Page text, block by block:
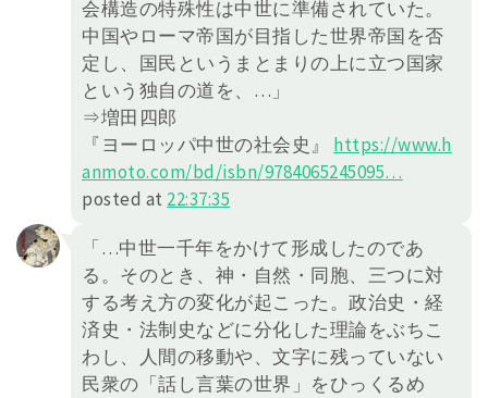
会構造の特殊性は中世に準備されていた。
中国やローマ帝国が目指した世界帝国を否
定し、国民というまとまりの上に立つ国家
という独自の道を、…」
⇒増田四郎
『ヨーロッパ中世の社会史』 https://www.h
anmoto.com/bd/isbn/9784065245095…
posted at 22:37:35
「…中世一千年をかけて形成したのであ
る。そのとき、神・自然・同胞、三つに対
する考え方の変化が起こった。政治史・経
済史・法制史などに分化した理論をぶちこ
わし、人間の移動や、文字に残っていない
民衆の「話し言葉の世界」をひっくるめ